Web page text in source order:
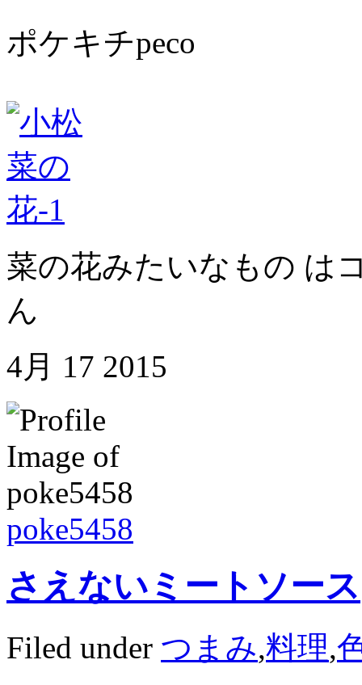
ポケキチpeco
菜の花みたいなもの は
ん
4月 17 2015
poke5458
さえないミートソース
Filed under つまみ,料理,